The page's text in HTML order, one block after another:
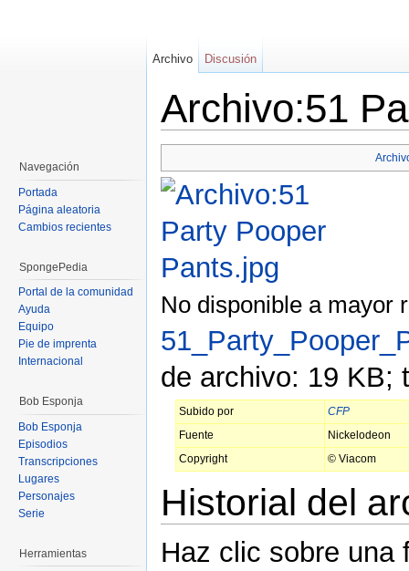
Archivo:51
No disponible a mayor
de archivo: 19 KB;
Subido por
CFP
Fuente
Nickelodeon
Copyright
© Viacom
Historial del
Haz clic sobre una
Archivo Discusión
Navegación
Portada
Página aleatoria
Cambios recientes
SpongePedia
Portal de la comunidad
Ayuda
Equipo
Pie de imprenta
Internacional
Bob Esponja
Bob Esponja
Episodios
Transcripciones
Lugares
Personajes
Serie
Herramientas